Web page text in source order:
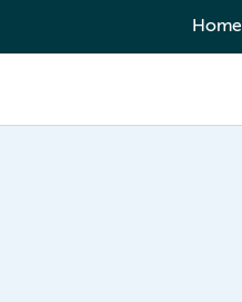
Home